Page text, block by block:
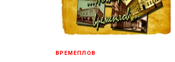
ВРЕМЕПЛОВ